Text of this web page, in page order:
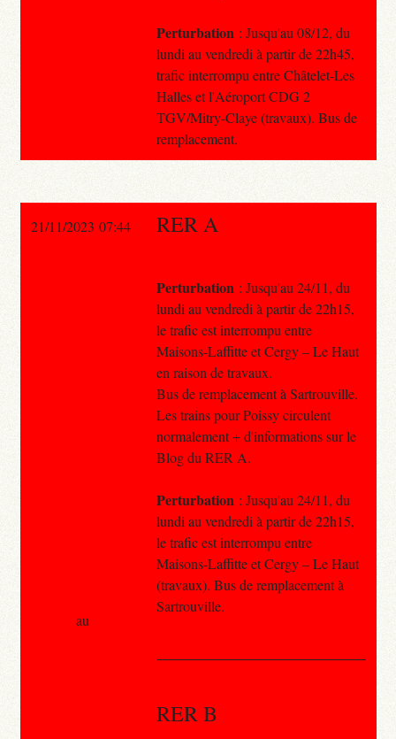
Perturbation : Jusqu'au 08/12, du
lundi au vendredi à partir de 22h45,
trafic interrompu entre Châtelet-Les
Halles et l'Aéroport CDG 2
TGV/Mitry-Claye (travaux). Bus de
remplacement.
21/11/2023 07:44 RER A
Perturbation : Jusqu'au 24/11, du
lundi au vendredi à partir de 22h15,
le trafic est interrompu entre
Maisons-Laffitte et Cergy – Le Haut
en raison de travaux.
Bus de remplacement à Sartrouville.
Les trains pour Poissy circulent
normalement + d'informations sur le
Blog du RER A.
Perturbation : Jusqu'au 24/11, du
lundi au vendredi à partir de 22h15,
le trafic est interrompu entre
Maisons-Laffitte et Cergy – Le Haut
(travaux). Bus de remplacement à
Sartrouville.
RER B
au